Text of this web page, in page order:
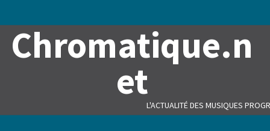
Chromatique.n
et
L'ACTUALITÉ DES MUSIQUES